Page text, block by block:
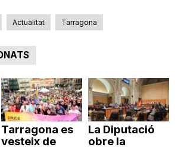
Actualitat Tarragona
Tarragona es
vesteix de
La Diputació
obre la